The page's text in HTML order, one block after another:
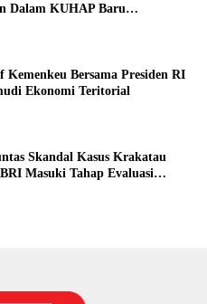
Dalam KUHAP Baru
Kemenkeu Bersama Presiden RI
Ekonomi Teritorial
Skandal Kasus Krakatau
Masuki Tahap Evaluasi